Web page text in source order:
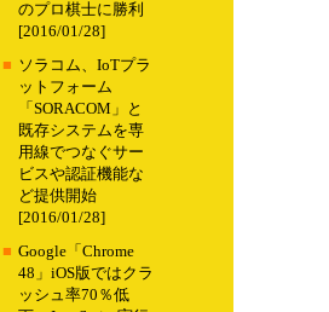
のプロ棋士に勝利
[2016/01/28]
■ ソラコム、IoTプラ
ットフォーム
「SORACOM」と
既存システムを専
用線でつなぐサー
ビスや認証機能な
ど提供開始
[2016/01/28]
■ Google「Chrome
48」iOS版ではクラ
ッシュ率70％低